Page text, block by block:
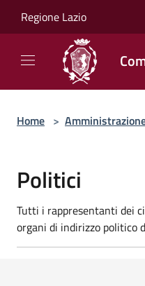
Regione Lazio
Home >
Politici
Tutti i rappresentanti dei
organi di indirizzo politico